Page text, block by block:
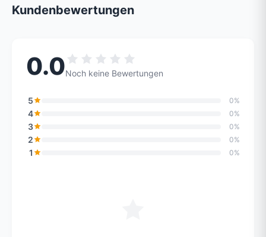
Kundenbewertungen
0.0Noch keine Bewertungen
5 0%
4 0%
3 0%
2 0%
1 0%